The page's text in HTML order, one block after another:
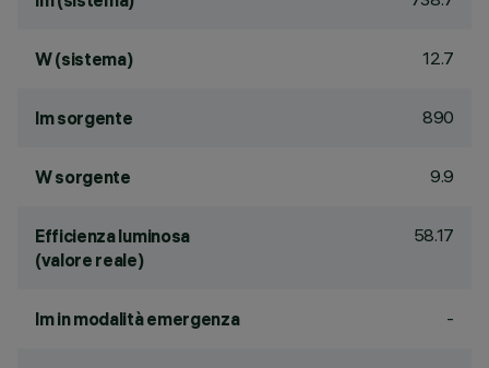
W (sistema) 12.7
lm sorgente 890
W sorgente 9.9
Efficienza luminosa
(valore reale)
58.17
lm in modalità emergenza -